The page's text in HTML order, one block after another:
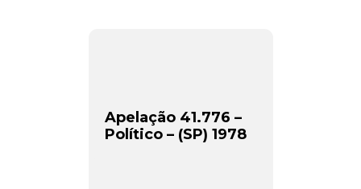
Apelação 41.776 –
Político – (SP) 1978
CADASTRAR